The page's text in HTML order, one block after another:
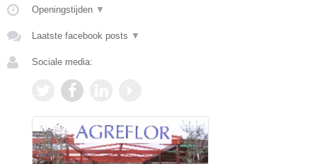
Openingstijden ▼
Laatste facebook posts ▼
Sociale media: